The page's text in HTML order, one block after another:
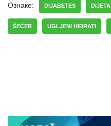
Ознаке: DIJABETES DIJETA
ŠEĆER UGLJENI HIDRATI